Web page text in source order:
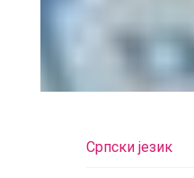
Српски језик